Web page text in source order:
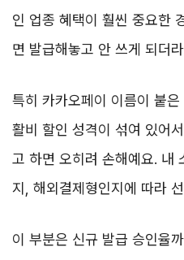
인 업종 혜택이 훨씬 중요한
면 발급해놓고 안 쓰게 되더
특히 카카오페이 이름이 붙
활비 할인 성격이 섞여 있어
고 하면 오히려 손해예요. 내
지, 해외결제형인지에 따라
이 부분은 신규 발급 승인율